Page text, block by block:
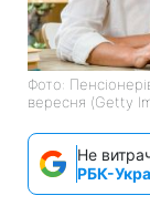
Фото:
вересня (Getty
Не
РБК-